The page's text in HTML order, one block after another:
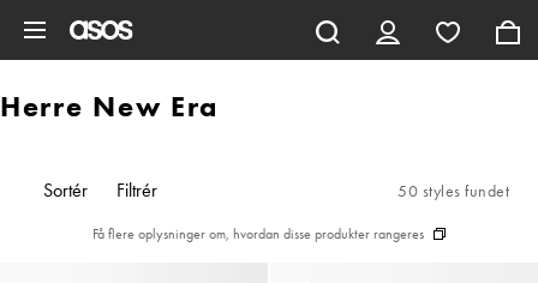
Herre New Era
Sortér Filtrér 50 styles fundet
Få flere oplysninger om, hvordan disse produkter rangeres